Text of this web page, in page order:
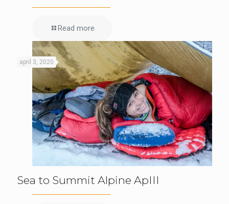
Read more
april 3, 2020
Sea to Summit Alpine ApIII